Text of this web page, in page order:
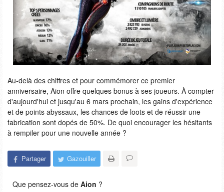
Au-delà des chiffres et pour commémorer ce premier
anniversaire, Aion offre quelques bonus à ses joueurs. À compter
d'aujourd'hui et jusqu'au 6 mars prochain, les gains d'expérience
et de points abyssaux, les chances de loots et de réussir une
fabrication sont dopés de 50%. De quoi encourager les hésitants
à rempiler pour une nouvelle année ?
Partager Gazouiller
Que pensez-vous de Aion ?